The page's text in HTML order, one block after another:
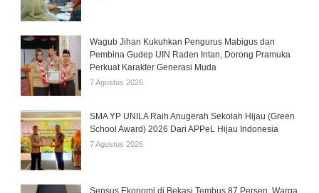
Wagub Jihan Kukuhkan Pengurus Mabigus dan
Pembina Gudep UIN Raden Intan, Dorong Pramuka
Perkuat Karakter Generasi Muda
7 Agustus 2026
SMA YP UNILA Raih Anugerah Sekolah Hijau (Green
School Award) 2026 Dari APPeL Hijau Indonesia
7 Agustus 2026